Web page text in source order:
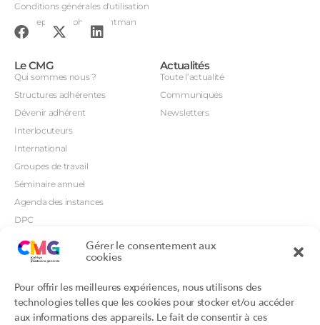
Gérer le consentement aux
cookies
Pour offrir les meilleures expériences, nous utilisons des
technologies telles que les cookies pour stocker et/ou accéder
aux informations des appareils. Le fait de consentir à ces
Conditions générales d'utilisation
Conception : John Brightman
Le CMG
Qui sommes nous ?
Structures adhérentes
Dévenir adhérent
Interlocuteurs
International
Groupes de travail
Séminaire annuel
Agenda des instances
DPC
CSI
Orientations prioritaires
Actualités
Toute l’actualité
Communiqués
Newsletters
Productions
Productions du Collège
Productions des structures
Portails
Annuaire DU/DIU
Archimede.fr